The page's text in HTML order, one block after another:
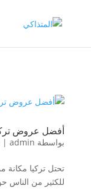
أفضل عروض
بواسطة admin
|
تحتل تركيا مكانة
للكثير من الناس